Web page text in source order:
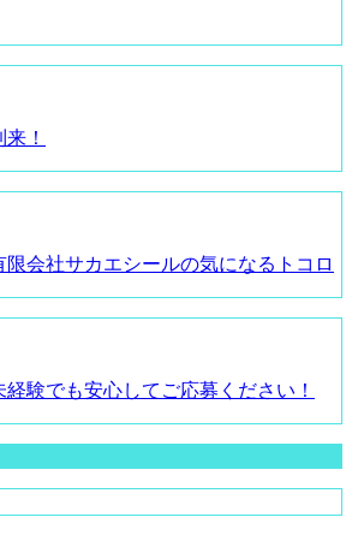
！
限会社サカエシールの気になるトコロ
経験でも安心してご応募ください！